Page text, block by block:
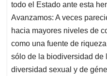
todo el Estado ante esta
Avanzamos: A veces
hacia mayores niveles de
como una fuente de
sólo de la biodiversidad de
diversidad sexual y de